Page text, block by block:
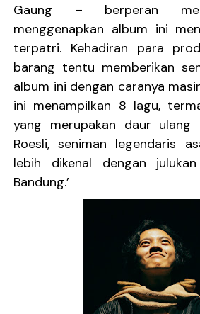
Gaung – berperan
menggenapkan album ini
terpatri. Kehadiran para
barang tentu memberikan
album ini dengan caranya
ini menampilkan 8 lagu,
yang merupakan daur
Roesli, seniman legendaris
lebih dikenal dengan
Bandung.’